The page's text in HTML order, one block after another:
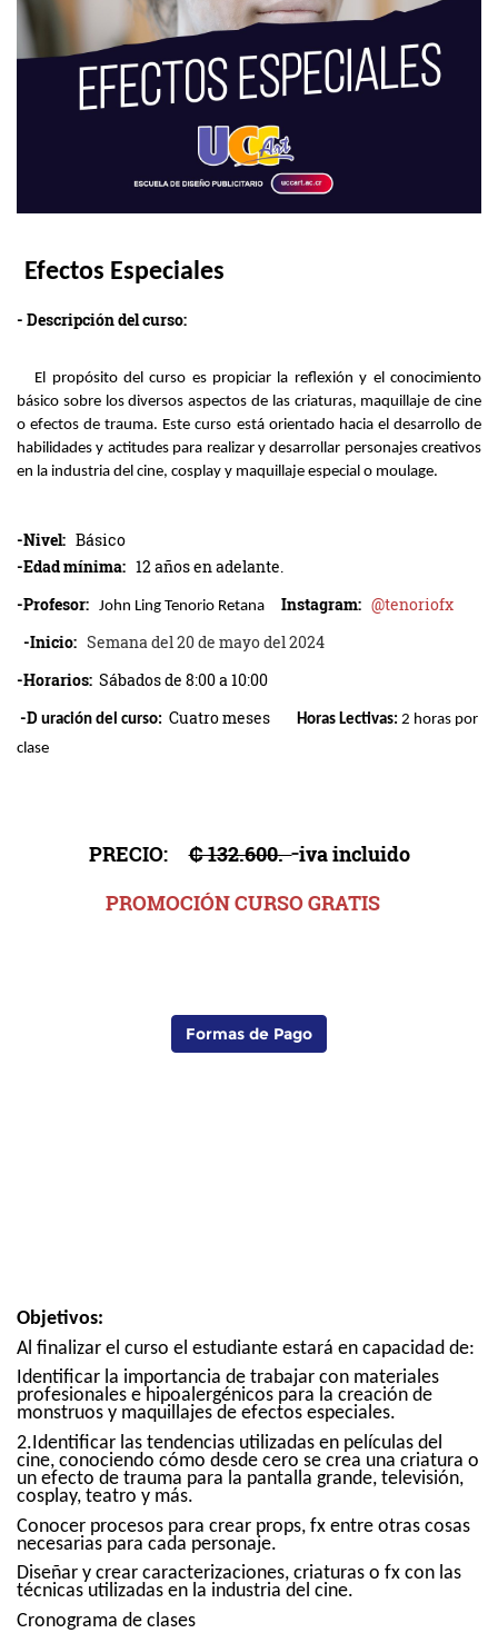
Efectos Especiales
- Descripción del curso:
El propósito del curso es propiciar la reflexión y el conocimiento
básico sobre los diversos aspectos de las criaturas, maquillaje de cine
o efectos de trauma. Este curso está orientado hacia el desarrollo de
habilidades y actitudes para realizar y desarrollar personajes creativos
en la industria del cine, cosplay y maquillaje especial o moulage.
-Nivel: Básico
-Edad mínima: 12 años en adelante.
-Profesor: John Ling Tenorio Retana Instagram: @tenoriofx
-Inicio: Semana del 20 de mayo del 2024
-Horarios: Sábados de 8:00 a 10:00
-D uración del curso: Cuatro meses Horas Lectivas: 2 horas por
clase
PRECIO: ₡ 132.600. iva incluido
PROMOCIÓN CURSO GRATIS
Formas de Pago
Objetivos:
Al finalizar el curso el estudiante estará en capacidad de:
Identificar la importancia de trabajar con materiales
profesionales e hipoalergénicos para la creación de
monstruos y maquillajes de efectos especiales.
2.Identificar las tendencias utilizadas en películas del
cine, conociendo cómo desde cero se crea una criatura o
un efecto de trauma para la pantalla grande, televisión,
cosplay, teatro y más.
Conocer procesos para crear props, fx entre otras cosas
necesarias para cada personaje.
Diseñar y crear caracterizaciones, criaturas o fx con las
técnicas utilizadas en la industria del cine.
Cronograma de clases